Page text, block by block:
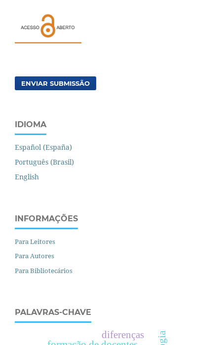
ENVIAR SUBMISSÃO
IDIOMA
Español (España)
Português (Brasil)
English
INFORMAÇÕES
Para Leitores
Para Autores
Para Bibliotecários
PALAVRAS-CHAVE
diferenças